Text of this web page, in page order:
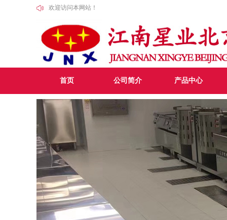
欢迎访问本网站！
首页 公司简介 产品中心